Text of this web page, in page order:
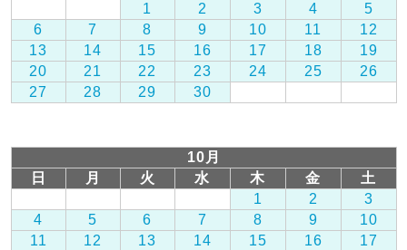
1
2 3 4
5
6
7 8 9 10 11
12
13
14 15 16 17 18
19
20
21 22 23 24 25
26
27
28 29 30
10月
日
月 火 水 木 金
土
1
2
3
4
5 6 7 8 9
10
11
12 13 14 15 16
17